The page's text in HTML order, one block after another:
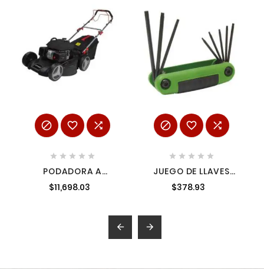
  
    
PODADORA A
GASOLINA 21"
AUTOPROPULSADA
$11,698.03
  
    
JUEGO DE LLAVES
HEXAGONALES TIPO
NAVAJA TORX T6 A
URREA 4976TX
$378.93
 